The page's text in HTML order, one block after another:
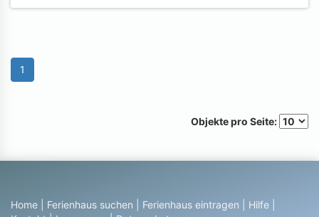
1
Objekte pro Seite:
Home Ferienhaus suchen Ferienhaus eintragen Hilfe